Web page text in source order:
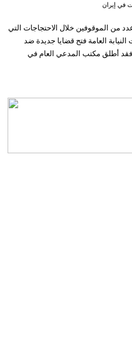
في إيران
من الموقوفين خلال الاحتجاجات التي
العامة فتح قضايا جديدة ضد
أطلق مكتب المدعي العام في